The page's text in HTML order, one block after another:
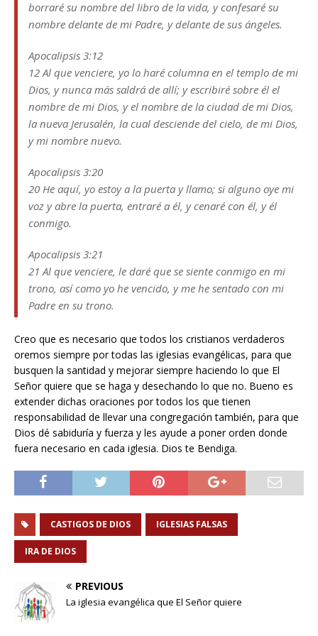
borraré su nombre del libro de la vida, y confesaré su
nombre delante de mi Padre, y delante de sus ángeles.
Apocalipsis 3:12
12 Al que venciere, yo lo haré columna en el templo de mi
Dios, y nunca más saldrá de allí; y escribiré sobre él el
nombre de mi Dios, y el nombre de la ciudad de mi Dios,
la nueva Jerusalén, la cual desciende del cielo, de mi Dios,
y mi nombre nuevo.
Apocalipsis 3:20
20 He aquí, yo estoy a la puerta y llamo; si alguno oye mi
voz y abre la puerta, entraré a él, y cenaré con él, y él
conmigo.
Apocalipsis 3:21
21 Al que venciere, le daré que se siente conmigo en mi
trono, así como yo he vencido, y me he sentado con mi
Padre en su trono.
Creo que es necesario que todos los cristianos verdaderos
oremos siempre por todas las iglesias evangélicas, para que
busquen la santidad y mejorar siempre haciendo lo que El
Señor quiere que se haga y desechando lo que no. Bueno es
extender dichas oraciones por todos los que tienen
responsabilidad de llevar una congregación también, para que
Dios dé sabiduría y fuerza y les ayude a poner orden donde
fuera necesario en cada iglesia. Dios te Bendiga.
CASTIGOS DE DIOS IGLESIAS FALSAS
IRA DE DIOS
PREVIOUS
La iglesia evangélica que El Señor quiere